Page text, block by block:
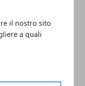
il nostro sito
a quali